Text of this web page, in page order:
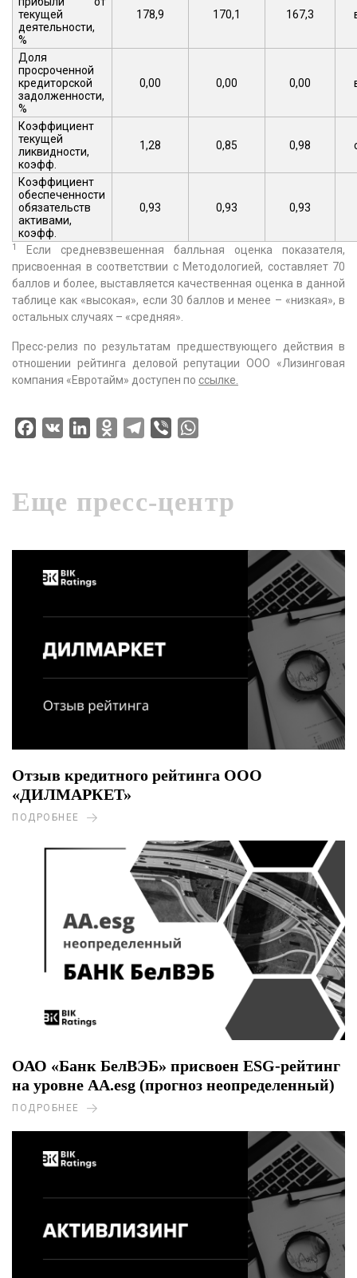
текущей
деятельности,
%
178,9 170,1 167,3
Доля
просроченной
кредиторской
задолженности,
%
0,00 0,00 0,00
Коэффициент
текущей
ликвидности,
коэфф.
1,28 0,85 0,98
Коэффициент
обеспеченности
обязательств
активами,
коэфф.
0,93 0,93 0,93
1
Если средневзвешенная балльная оценка показателя,
присвоенная в соответствии с Методологией, составляет 70
баллов и более, выставляется качественная оценка в данной
таблице как «высокая», если 30 баллов и менее – «низкая», в
остальных случаях – «средняя».
Пресс-релиз по результатам предшествующего действия в
отношении рейтинга деловой репутации ООО «Лизинговая
компания «Евротайм» доступен по ссылке
Facebook
VK LinkedInOdnoklassniki
Telegram
Viber
Еще пресс-центр
Отзыв кредитного рейтинга ООО
«ДИЛМАРКЕТ»
ПОДРОБНЕЕ
ОАО «Банк БелВЭБ» присвоен ESG-рейтинг
на уровне AA.esg (прогноз неопределенный)
ПОДРОБНЕЕ